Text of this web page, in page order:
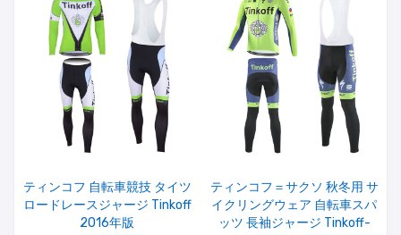
ティンコフ 自転車競技 タイツ
ロードレースジャージ Tinkoff
2016年版
ティンコフ＝サクソ 秋冬用 サ
イクリングウェア 自転車スパ
ッツ 長袖ジャージ Tinkoff-